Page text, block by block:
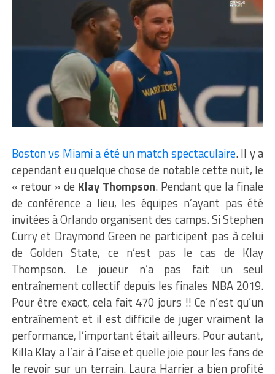
Boston vs Miami a été un match spectaculaire. Il y a
cependant eu quelque chose de notable cette nuit, le
« retour » de Klay Thompson. Pendant que la finale
de conférence a lieu, les équipes n’ayant pas été
invitées à Orlando organisent des camps. Si Stephen
Curry et Draymond Green ne participent pas à celui
de Golden State, ce n’est pas le cas de Klay
Thompson. Le joueur n’a pas fait un seul
entraînement collectif depuis les finales NBA 2019.
Pour être exact, cela fait 470 jours !! Ce n’est qu’un
entraînement et il est difficile de juger vraiment la
performance, l’important était ailleurs. Pour autant,
Killa Klay a l’air à l’aise et quelle joie pour les fans de
le revoir sur un terrain. Laura Harrier a bien profité